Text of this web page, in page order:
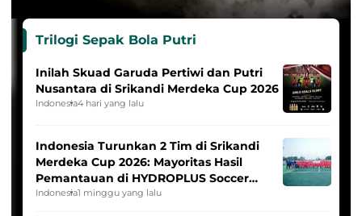
Trilogi Sepak Bola Putri
Inilah Skuad Garuda Pertiwi dan Putri
Nusantara di Srikandi Merdeka Cup 2026
Indonesia4 hari yang lalu
Indonesia Turunkan 2 Tim di Srikandi
Merdeka Cup 2026: Mayoritas Hasil
Pemantauan di HYDROPLUS Soccer
League
Indonesia1 minggu yang lalu